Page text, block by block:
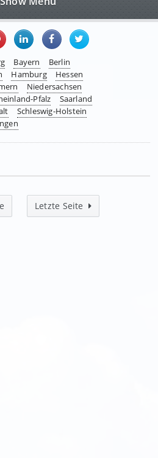
Bayern
Berlin
Hamburg
Hessen
Niedersachsen
Pfalz
Saarland
Schleswig-Holstein
Letzte Seite